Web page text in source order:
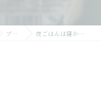
ブログ 夜ごはんは寝かせ玄米。